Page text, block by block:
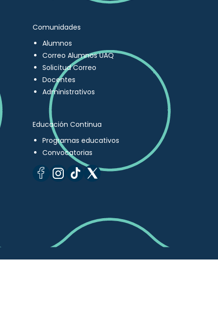
Comunidades
Alumnos
Correo Alumnos UAQ
Solicitud Correo
Docentes
Administrativos
Educación Continua
Programas educativos
Convocatorias